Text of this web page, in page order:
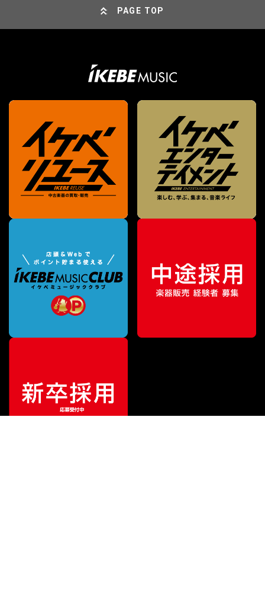
販売価格¥78,100（税込）
PAGE TOP